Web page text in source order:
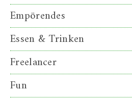
Empörendes
Essen & Trinken
Freelancer
Fun